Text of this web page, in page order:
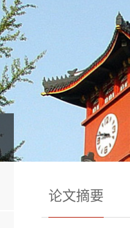
论文摘要